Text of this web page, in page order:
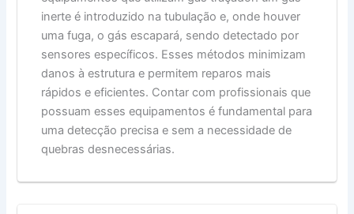
inerte é introduzido na tubulação e, onde houver
uma fuga, o gás escapará, sendo detectado por
sensores específicos. Esses métodos minimizam
danos à estrutura e permitem reparos mais
rápidos e eficientes. Contar com profissionais que
possuam esses equipamentos é fundamental para
uma detecção precisa e sem a necessidade de
quebras desnecessárias.